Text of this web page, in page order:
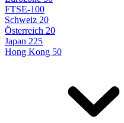
FTSE-100
Schweiz 20
Österreich 20
Japan 225
Hong Kong 50